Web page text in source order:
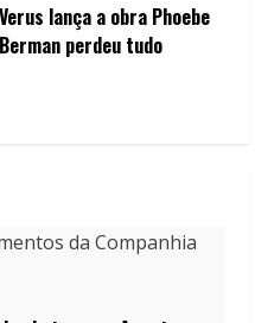
Verus lança a obra Phoebe
Berman perdeu tudo